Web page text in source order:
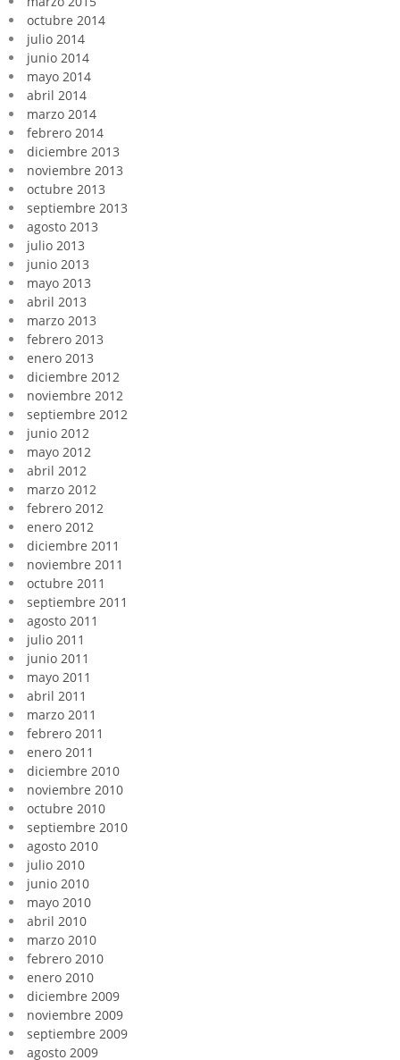
octubre 2014
julio 2014
junio 2014
mayo 2014
abril 2014
marzo 2014
febrero 2014
diciembre 2013
noviembre 2013
octubre 2013
septiembre 2013
agosto 2013
julio 2013
junio 2013
mayo 2013
abril 2013
marzo 2013
febrero 2013
enero 2013
diciembre 2012
noviembre 2012
septiembre 2012
junio 2012
mayo 2012
abril 2012
marzo 2012
febrero 2012
enero 2012
diciembre 2011
noviembre 2011
octubre 2011
septiembre 2011
agosto 2011
julio 2011
junio 2011
mayo 2011
abril 2011
marzo 2011
febrero 2011
enero 2011
diciembre 2010
noviembre 2010
octubre 2010
septiembre 2010
agosto 2010
julio 2010
junio 2010
mayo 2010
abril 2010
marzo 2010
febrero 2010
enero 2010
diciembre 2009
noviembre 2009
septiembre 2009
agosto 2009